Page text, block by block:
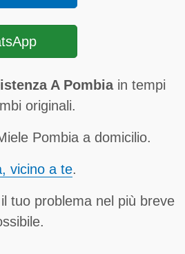
A Pombiain tempi
originali.
Pombia a domicilio.
vicino a te.
tuo problema nel più breve